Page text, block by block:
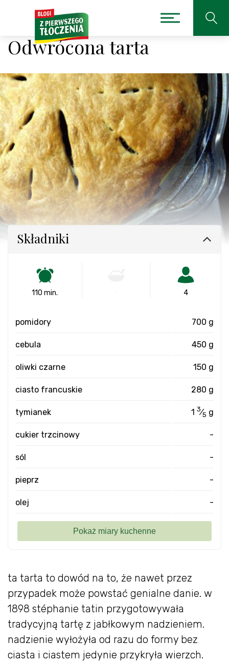
Odwrócona tarta
ta tarta to dowód na to, że nawet przez
przypadek może powstać genialne danie. w
1898 stéphanie tatin przygotowywała
tradycyjną tartę z jabłkowym nadzieniem.
nadzienie wyłożyła od razu do formy bez
ciasta i ciastem jedynie przykryła wierzch.
Składniki
110 min. 4
pomidory 700 g
cebula 450 g
oliwki czarne 150 g
ciasto francuskie 280 g
tymianek 1 3⁄5 g
cukier trzcinowy -
sól -
pieprz -
olej -